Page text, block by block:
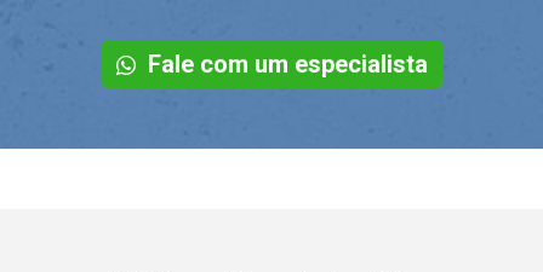
Fale com um especialista